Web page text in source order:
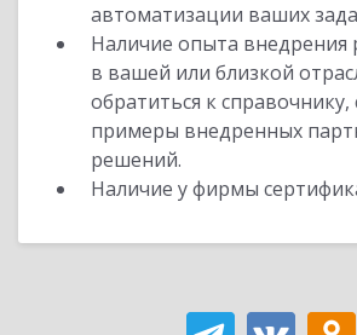
автоматизации ваших
Наличие опыта внедрения
в вашей или близкой
обратиться к
примеры внедренных
решений.
Наличие у фирмы